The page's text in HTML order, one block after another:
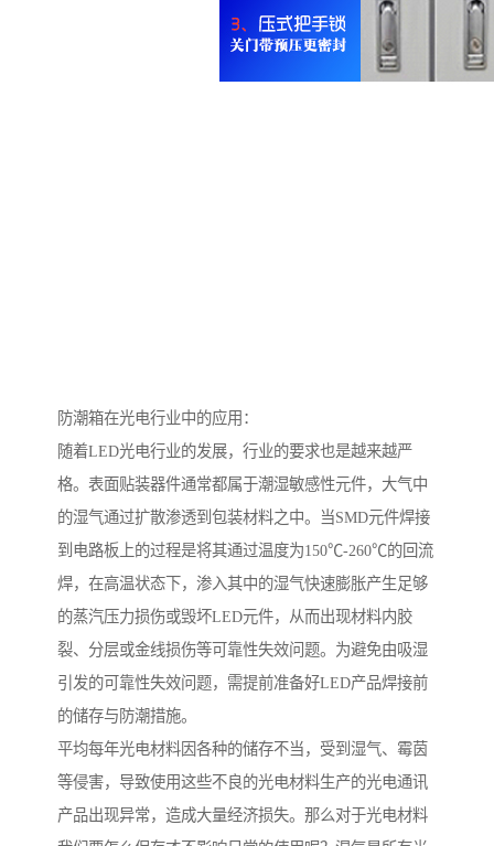
防潮箱在光电行业中的应用：
随着LED光电行业的发展，行业的要求也是越来越严
格。表面贴装器件通常都属于潮湿敏感性元件，大气中
的湿气通过扩散渗透到包装材料之中。当SMD元件焊接
到电路板上的过程是将其通过温度为150℃-260℃的回流
焊，在高温状态下，渗入其中的湿气快速膨胀产生足够
的蒸汽压力损伤或毁坏LED元件，从而出现材料内胶
裂、分层或金线损伤等可靠性失效问题。为避免由吸湿
引发的可靠性失效问题，需提前准备好LED产品焊接前
的储存与防潮措施。
平均每年光电材料因各种的储存不当，受到湿气、霉茵
等侵害，导致使用这些不良的光电材料生产的光电通讯
产品出现异常，造成大量经济损失。那么对于光电材料